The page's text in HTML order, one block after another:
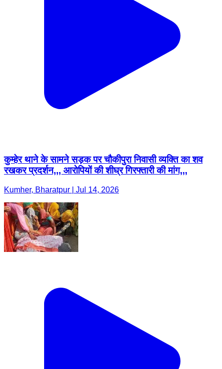
कुम्हेर थाने के सामने सड़क पर चौकीपुरा निवासी व्यक्ति का शव
रखकर प्रदर्शन,,, आरोपियों की शीघ्र गिरफ्तारी की मांग,,,
Kumher, Bharatpur | Jul 14, 2026